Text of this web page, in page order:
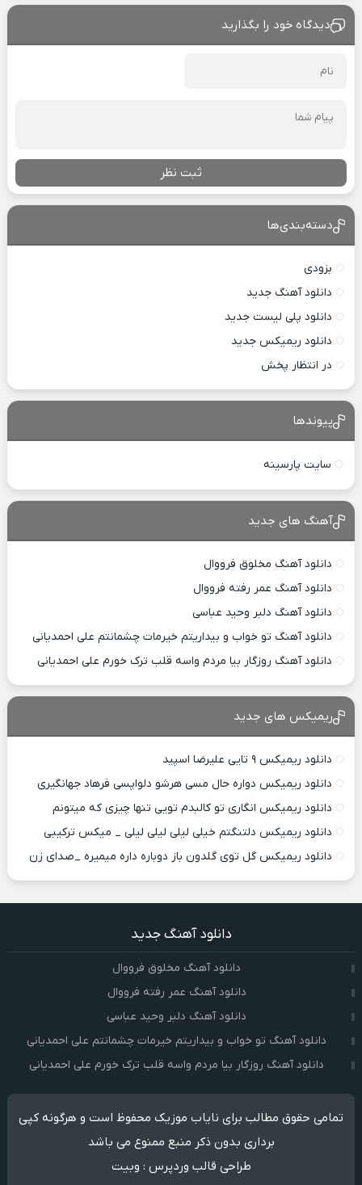
دیدگاه خود را بگذارید
ثبت نظر
دسته‌بندی‌ها
بزودی
دانلود آهنگ جدید
دانلود پلی لیست جدید
دانلود ریمیکس جدید
در انتظار پخش
پیوندها
سایت پارسینه
آهنگ های جدید
دانلود آهنگ مخلوق فرووال
دانلود آهنگ عمر رفته فرووال
دانلود آهنگ دلبر وحید عباسی
دانلود آهنگ تو خواب و بیداریتم خیرمات چشمانتم علی احمدیانی
دانلود آهنگ روزگار بیا مردم واسه قلب ترک خورم علی احمدیانی
ریمیکس های جدید
دانلود ریمیکس ۹ تایی علیرضا اسپید
دانلود ریمیکس دواره حال مسی هرشو دلواپسی فرهاد جهانگیری
دانلود ریمیکس انگاری تو کالبدم تویی تنها چیزی که میتونم
دانلود ریمیکس دلتنگتم خیلی لیلی لیلی لیلی _ میکس ترکیبی
دانلود ریمیکس گل توی گلدون باز دوباره داره میمیره _صدای زن
دانلود آهنگ جدید
دانلود آهنگ مخلوق فرووال
دانلود آهنگ عمر رفته فرووال
دانلود آهنگ دلبر وحید عباسی
دانلود آهنگ تو خواب و بیداریتم خیرمات چشمانتم علی احمدیانی
دانلود آهنگ روزگار بیا مردم واسه قلب ترک خورم علی احمدیانی
تمامی حقوق مطالب برای نایاب موزیک محفوظ است و هرگونه کپی
برداری بدون ذکر منبع ممنوع می باشد
طراحی قالب وردپرس : وبیت